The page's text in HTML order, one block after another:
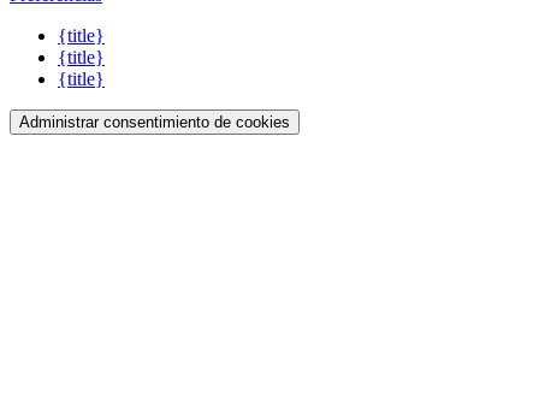
{title}
{title}
{title}
Administrar consentimiento de cookies